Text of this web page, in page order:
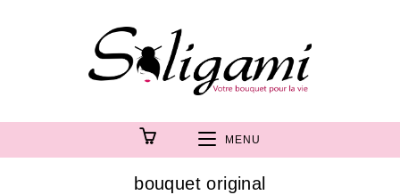
MENU
bouquet original